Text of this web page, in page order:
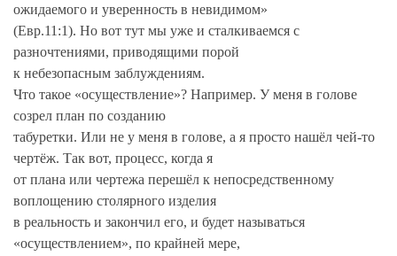
ожидаемого и уверенность в невидимом»
(Евр.11:1). Но вот тут мы уже и сталкиваемся с
разночтениями, приводящими порой
к небезопасным заблуждениям.
Что такое «осуществление»? Например. У меня в голове
созрел план по созданию
табуретки. Или не у меня в голове, а я просто нашёл чей-то
чертёж. Так вот, процесс, когда я
от плана или чертежа перешёл к непосредственному
воплощению столярного изделия
в реальность и закончил его, и будет называться
«осуществлением», по крайней мере,